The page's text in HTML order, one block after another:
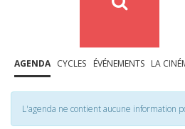
AGENDA CYCLES ÉVÉNEMENTS LA
L'agenda ne contient aucune information